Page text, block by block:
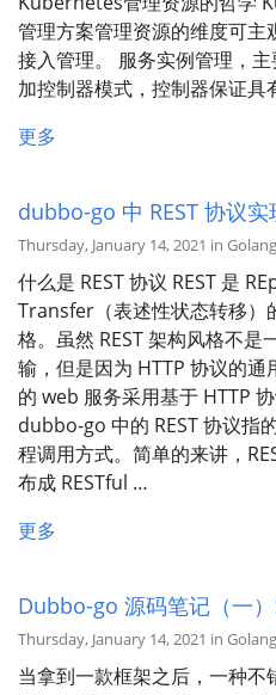
管理⽅案管理资源的维度可
接⼊管理。 服务实例管理，
加控制器模式，控制器保证
更多
dubbo-go 中 REST 协议实
Thursday, January 14, 2021 in Golang
什么是 REST 协议 REST 是
Transfer（表述性状态转移）
格。虽然 REST 架构风格不是
输，但是因为 HTTP 协议的
的 web 服务采用基于 HTTP
dubbo-go 中的 REST 协议指
程调用方式。简单的来讲，
布成 RESTful …
更多
Dubbo-go 源码笔记（一
Thursday, January 14, 2021 in Golang
当拿到一款框架之后，一种不